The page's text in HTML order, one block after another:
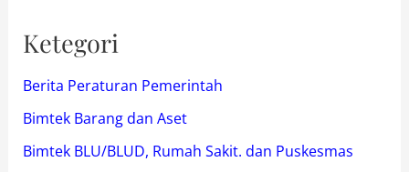
Ketegori
Berita Peraturan Pemerintah
Bimtek Barang dan Aset
Bimtek BLU/BLUD, Rumah Sakit. dan Puskesmas